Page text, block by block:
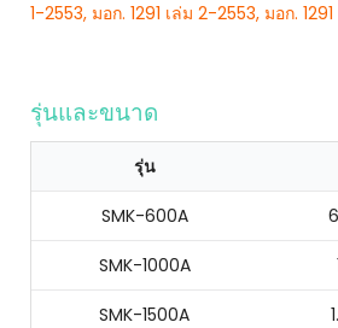
1-2553, มอก. 1291 เล่ม 2-2553, มอก.
รุ่นและขนาด
รุ่น
SMK-600A
SMK-1000A
SMK-1500A